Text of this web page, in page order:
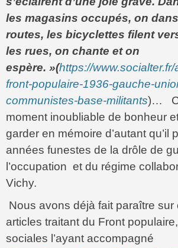
les magasins occupés, on
routes, les bicyclettes filent
les rues, on chante et on
espère. »(https://
front-populaire-1936-gauche-
communistes-base-militants)…
moment inoubliable de bonheur
garder en mémoire d’autant qu’il
années funestes de la drôle de
l’occupation et du régime
Vichy.
Nous avons déjà fait paraître sur
articles traitant du Front
sociales l’ayant accompagné